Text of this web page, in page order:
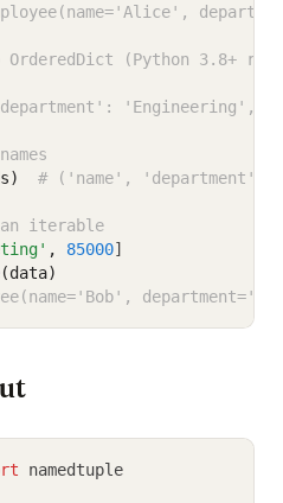
(Python 3.8+
'Engineering',
# ('name', 'department',
an iterable
, 85000]
(data)
namedtuple